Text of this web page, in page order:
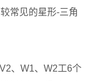
常见的星形-三角
、W1、W2工6个